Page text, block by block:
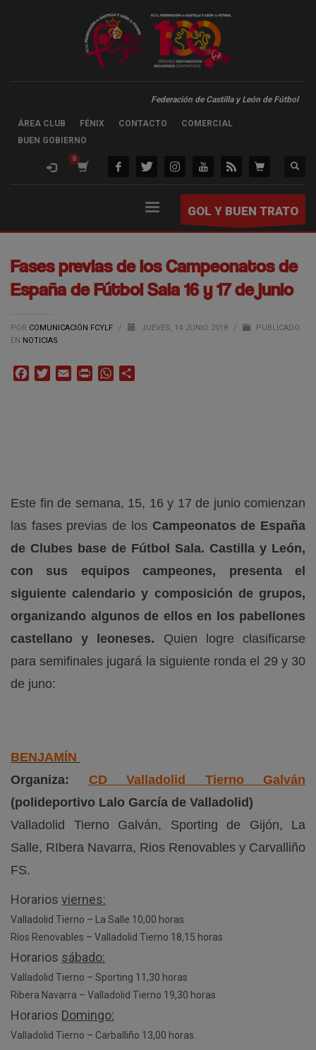
Federación de Castilla y León de Fútbol
ÁREA CLUB FÉNIX CONTACTO
COMERCIAL
BUEN GOBIERNO
GOL Y BUEN TRATO
Fases previas de los Campeonatos de
España de Fútbol Sala 16 y 17 de junio
POR COMUNICACIÓN FCYLF / JUEVES, 14 JUNIO 2018 /
PUBLICADO
EN NOTICIAS
FacebookTwitterEmail Print WhatsApp
Este fin de semana, 15, 16 y 17 de junio comienzan
las fases previas de los Campeonatos de España
de Clubes base de Fútbol Sala. Castilla y León,
con sus equipos campeones, presenta el
siguiente calendario y composición de grupos,
organizando algunos de ellos en los pabellones
castellano y leoneses. Quien logre clasificarse
para semifinales jugará la siguiente ronda el 29 y 30
de juno:
BENJAMÍN
Organiza: CD Valladolid Tierno Galván
(polideportivo Lalo García de Valladolid)
Valladolid Tierno Galván, Sporting de Gijón, La
Salle, RIbera Navarra, Rios Renovables y Carvalliño
FS.
Horarios viernes:
Valladolid Tierno – La Salle 10,00 horas
Ríos Renovables – Valladolid Tierno 18,15 horas
Horarios sábado:
Valladolid Tierno – Sporting 11,30 horas
Ribera Navarra – Valladolid Tierno 19,30 horas
Horarios Domingo:
Valladolid Tierno – Carballiño 13,00 horas.